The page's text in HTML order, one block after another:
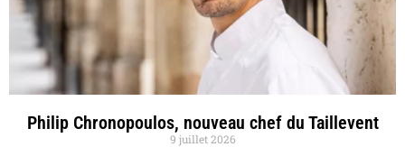
Philip Chronopoulos, nouveau chef du Taillevent
9 juillet 2026